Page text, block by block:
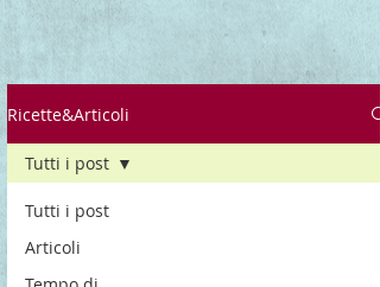
Ricette&Articoli
Tutti i post
Articoli
Tutti i post